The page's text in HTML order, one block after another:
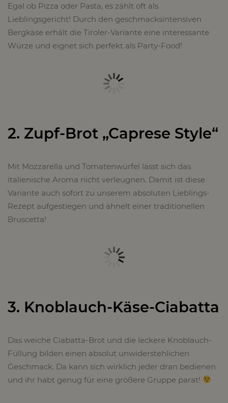
Egal ob Pizza oder Pasta, es zählt oft als
Lieblingsgericht! Durch den geschmacksintensiven
Bergkäse erhält die Tiroler-Variante eine interessante
Würze und eignet sich perfekt als Party-Food!
2. Zupf-Brot „Caprese Style“
Mit Mozzarella und Tomatenwürfel lässt sich das
italienische Aroma nicht verleugnen. Damit ist diese
Variante auch sofort zu unserem absoluten Lieblings-
Rezept aufgestiegen und ähnelt einer traditionellen
Bruscetta!
3. Knoblauch-Käse-Ciabatta
Das weiche Ciabatta-Brot und die leckere Knoblauch-
Füllung bilden einen absolut unwiderstehlichen
Geschmack. Da kann sich wirklich jeder dran bedienen
und ihr habt genug für eine größere Gruppe parat!